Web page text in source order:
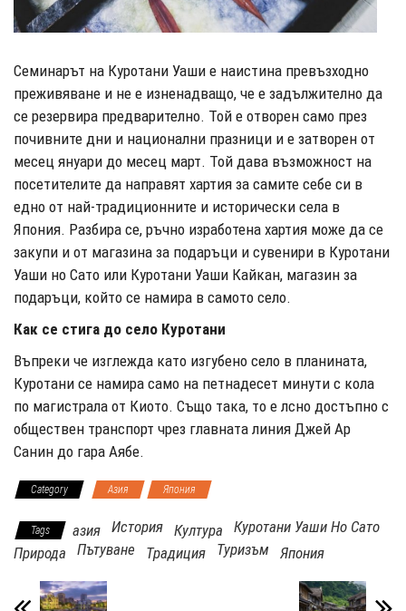
Семинарът на Куротани Уаши е наистина превъзходно
преживяване и не е изненадващо, че е задължително да
се резервира предварително. Той е отворен само през
почивните дни и национални празници и е затворен от
месец януари до месец март. Той дава възможност на
посетителите да направят хартия за самите себе си в
едно от най-традиционните и исторически села в
Япония. Разбира се, ръчно изработена хартия може да се
закупи и от магазина за подаръци и сувенири в Куротани
Уаши но Сато или Куротани Уаши Кайкан, магазин за
подаръци, който се намира в самото село.
Как се стига до село Куротани
Въпреки че изглежда като изгубено село в планината,
Куротани се намира само на петнадесет минути с кола
по магистрала от Киото. Също така, то е лсно достъпно с
обществен транспорт чрез главната линия Джей Ар
Санин до гара Аябе.
Category Азия Япония
Tags азия История Култура
Куротани Уаши Но Сато
Природа
Пътуване Традиция Туризъм Япония